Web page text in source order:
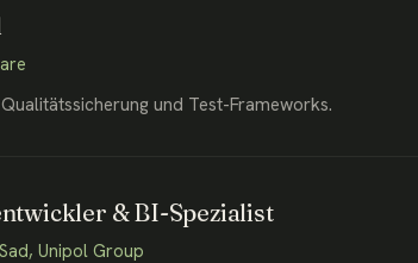
und Test-Frameworks.
& BI-Spezialist
Unipol Group